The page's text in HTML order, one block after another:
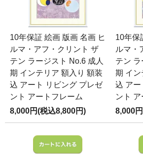
10年保証 絵画 版画 名画 ヒ
ルマ・アフ・クリント ザ
テン ラージスト No.6 成人
期 インテリア 額入り 額装
込 アート リビング プレゼ
ント アートフレーム
8,000円(税込8,800円)
10年保
ルマ・
テン ラ
期 イン
込 アー
ント
8,000